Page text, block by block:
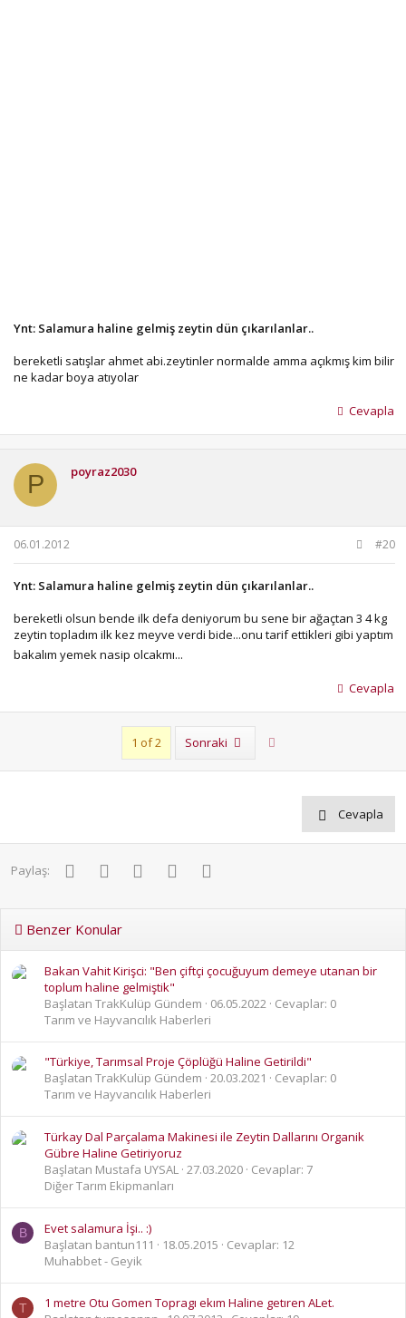
Ynt: Salamura haline gelmiş zeytin dün çıkarılanlar..
bereketli satışlar ahmet abi.zeytinler normalde amma açıkmış kim bilir
ne kadar boya atıyolar
Cevapla
P poyraz2030
06.01.2012 #20
Ynt: Salamura haline gelmiş zeytin dün çıkarılanlar..
bereketli olsun bende ilk defa deniyorum bu sene bir ağaçtan 3 4 kg
zeytin topladım ilk kez meyve verdi bide...onu tarif ettikleri gibi yaptım
bakalım yemek nasip olcakmı...
Cevapla
1 of 2 Sonraki
Cevapla
Paylaş: FacebookTwitter PinterestWhatsApp
Benzer Konular
Bakan Vahit Kirişci: "Ben çiftçi çocuğuyum demeye utanan bir
toplum haline gelmiştik"
Başlatan TrakKulüp Gündem
06.05.2022 Cevaplar: 0
Tarım ve Hayvancılık Haberleri
"Türkiye, Tarımsal Proje Çöplüğü Haline Getirildi"
Başlatan TrakKulüp Gündem 20.03.2021
Cevaplar: 0
Tarım ve Hayvancılık Haberleri
Türkay Dal Parçalama Makinesi ile Zeytin Dallarını Organik
Gübre Haline Getiriyoruz
Başlatan Mustafa UYSAL 27.03.2020 Cevaplar: 7
Diğer Tarım Ekipmanları
B
Evet salamura İşi.. :)
Başlatan bantun111
18.05.2015
Cevaplar: 12
Muhabbet - Geyik
T
1 metre Otu Gomen Topragı ekım Haline getıren ALet.